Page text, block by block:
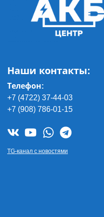
Наши контакты:
Телефон:
+7 (4722) 37-44-03
+7 (908) 786-01-15
TG-канал с новостями